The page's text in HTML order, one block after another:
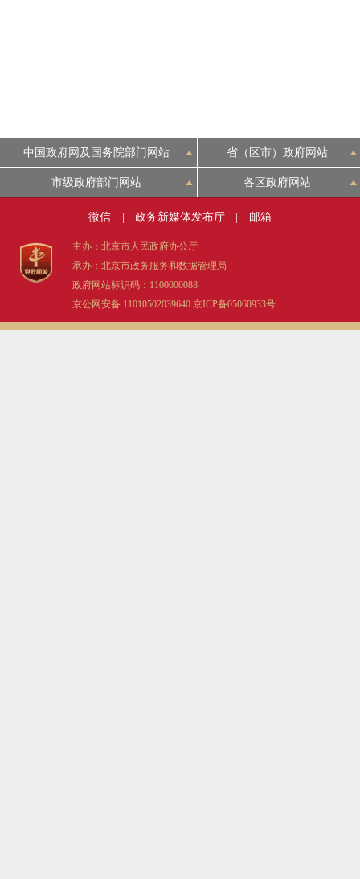
中国政府网及国务院部门网站 省（区市）政府网站
市级政府部门网站 各区政府网站
微信 政务新媒体发布厅 邮箱
主办：北京市人民政府办公厅
承办：北京市政务服务和数据管理局
政府网站标识码：1100000088
京公网安备 11010502039640 京ICP备05060933号